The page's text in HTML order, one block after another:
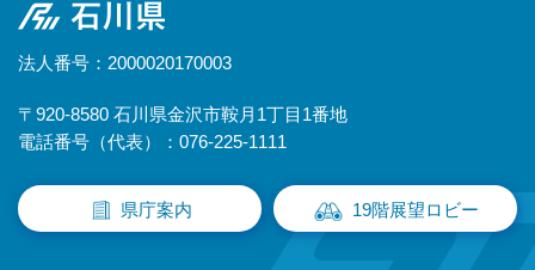
石川県
法人番号：2000020170003
〒920-8580 石川県金沢市鞍月1丁目1番地
電話番号（代表）：076-225-1111
県庁案内 19階展望ロビー